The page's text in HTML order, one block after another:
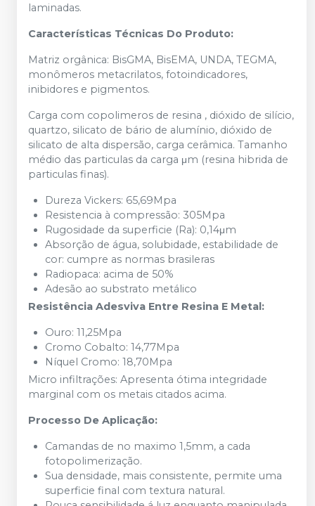
laminadas.
Características Técnicas Do Produto:
Matriz orgânica: BisGMA, BisEMA, UNDA, TEGMA,
monômeros metacrilatos, fotoindicadores,
inibidores e pigmentos.
Carga com copolimeros de resina , dióxido de silício,
quartzo, silicato de bário de alumínio, dióxido de
silicato de alta dispersão, carga cerâmica. Tamanho
médio das particulas da carga μm (resina hibrida de
particulas finas).
Dureza Vickers: 65,69Mpa
Resistencia à compressão: 305Mpa
Rugosidade da superficie (Ra): 0,14μm
Absorção de água, solubidade, estabilidade de
cor: cumpre as normas brasileras
Radiopaca: acima de 50%
Adesão ao substrato metálico
Resistência Adesviva Entre Resina E Metal:
Ouro: 11,25Mpa
Cromo Cobalto: 14,77Mpa
Níquel Cromo: 18,70Mpa
Micro infiltrações: Apresenta ótima integridade
marginal com os metais citados acima.
Processo De Aplicação:
Camandas de no maximo 1,5mm, a cada
fotopolimerização.
Sua densidade, mais consistente, permite uma
superficie final com textura natural.